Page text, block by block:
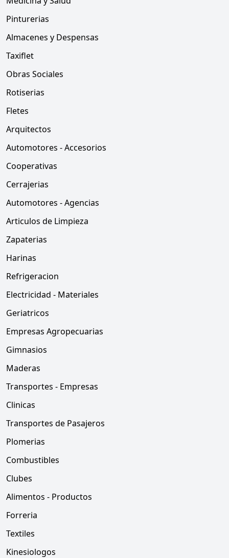
Pinturerias
Almacenes y Despensas
Taxiflet
Obras Sociales
Rotiserias
Fletes
Arquitectos
Automotores - Accesorios
Cooperativas
Cerrajerias
Automotores - Agencias
Articulos de Limpieza
Zapaterias
Harinas
Refrigeracion
Electricidad - Materiales
Geriatricos
Empresas Agropecuarias
Gimnasios
Maderas
Transportes - Empresas
Clinicas
Transportes de Pasajeros
Plomerias
Combustibles
Clubes
Alimentos - Productos
Forreria
Textiles
Kinesiologos